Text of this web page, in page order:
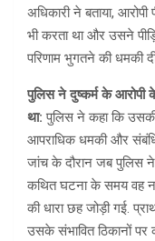
अधिकारी ने बताया,
भी करता था और उसने
परिणाम भुगतने की धमकी
पुलिस ने दुष्कर्म के आरोपी
था: पुलिस ने कहा कि
आपराधिक धमकी और
जांच के दौरान जब पुलिस ने
कथित घटना के समय वह
की धारा छह जोड़ी गई.
उसके संभावित ठिकानों पर